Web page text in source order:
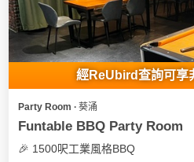
經ReUbird查詢可享
Party Room ∙ 葵涌
Funtable BBQ Party Room
🎉 1500呎工業風格BBQ